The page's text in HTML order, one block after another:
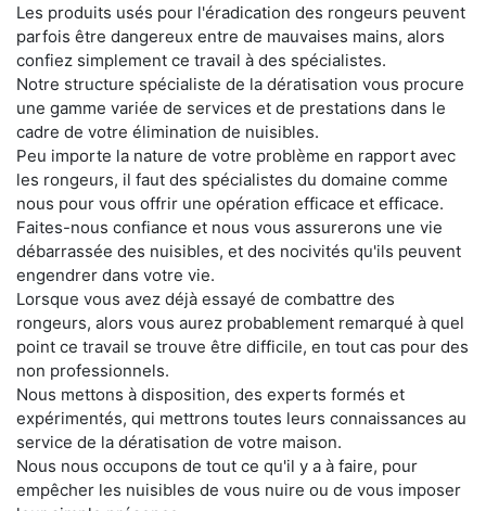
Les produits usés pour l'éradication des rongeurs peuvent
parfois être dangereux entre de mauvaises mains, alors
confiez simplement ce travail à des spécialistes.
Notre structure spécialiste de la dératisation vous procure
une gamme variée de services et de prestations dans le
cadre de votre élimination de nuisibles.
Peu importe la nature de votre problème en rapport avec
les rongeurs, il faut des spécialistes du domaine comme
nous pour vous offrir une opération efficace et efficace.
Faites-nous confiance et nous vous assurerons une vie
débarrassée des nuisibles, et des nocivités qu'ils peuvent
engendrer dans votre vie.
Lorsque vous avez déjà essayé de combattre des
rongeurs, alors vous aurez probablement remarqué à quel
point ce travail se trouve être difficile, en tout cas pour des
non professionnels.
Nous mettons à disposition, des experts formés et
expérimentés, qui mettrons toutes leurs connaissances au
service de la dératisation de votre maison.
Nous nous occupons de tout ce qu'il y a à faire, pour
empêcher les nuisibles de vous nuire ou de vous imposer